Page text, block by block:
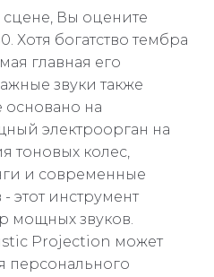
сцене, Вы оцените
Хотя богатство тембра
главная его
звуки также
основано на
электроорган на
тоновых колес,
и современные
этот инструмент
мощных звуков.
Projection может
персонального